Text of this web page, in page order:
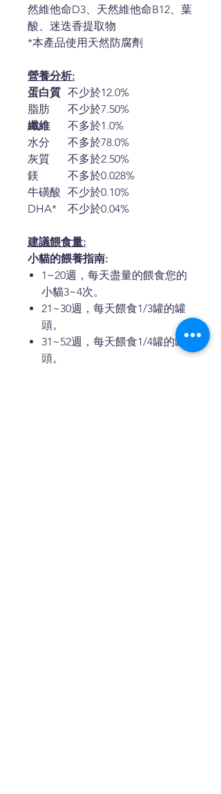
然維他命D3、天然維他命B12、葉
酸、迷迭香提取物
*本產品使用天然防腐劑
營養分析:
蛋白質 不少於12.0%
脂肪
不少於7.50%
纖維
不多於1.0%
水分
不多於78.0%
灰質
不多於2.50%
鎂
不多於0.028%
牛磺酸 不少於0.10%
DHA* 不少於0.04%
建議餵食量:
小貓的餵養指南:
1~20週，每天盡量的餵食您的
小貓3~4次。
21~30週，每天餵食1/3罐的罐
頭。
31~52週，每天餵食1/4罐的罐
頭。